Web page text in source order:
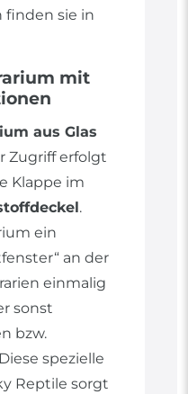
sie in
mit
aus Glas
Zugriff erfolgt
Klappe im
.
ein
an der
einmalig
sonst
bzw.
spezielle
Reptile sorgt